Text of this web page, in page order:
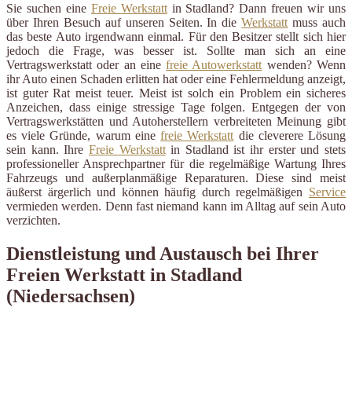
Sie suchen eine Freie Werkstattin Stadland? Dann freuen wir uns
über Ihren Besuch auf unseren Seiten. In dieWerkstatt muss auch
das beste Auto irgendwann einmal. Für den Besitzer stellt sich hier
jedoch die Frage, was besser ist. Sollte man sich an eine
Vertragswerkstatt oder an einefreie Autowerkstatt wenden? Wenn
ihr Auto einen Schaden erlitten hat oder eine Fehlermeldung anzeigt,
ist guter Rat meist teuer. Meist ist solch ein Problem ein sicheres
Anzeichen, dass einige stressige Tage folgen. Entgegen der von
Vertragswerkstätten und Autoherstellern verbreiteten Meinung gibt
es viele Gründe, warum einefreie Werkstatt die cleverere Lösung
sein kann. Ihre Freie Werkstattin Stadland ist ihr erster und stets
professioneller Ansprechpartner für die regelmäßige Wartung Ihres
Fahrzeugs und außerplanmäßige Reparaturen. Diese sind meist
äußerst ärgerlich und können häufig durch regelmäßigen Service
vermieden werden. Denn fast niemand kann im Alltag auf sein Auto
verzichten.
Dienstleistung und Austausch bei Ihrer
Freien Werkstatt in Stadland
(Niedersachsen)